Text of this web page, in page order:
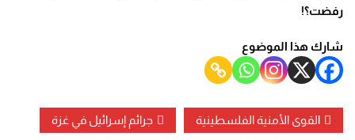
رفضت؟!
شارك هذا الموضوع
القوى الأمنية الفلسطينية جرائم إسرائيل في غزة